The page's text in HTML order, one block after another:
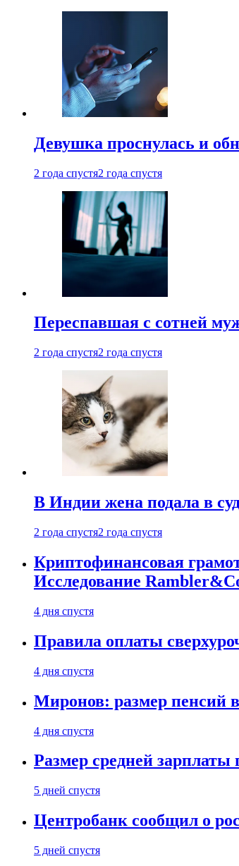
Девушка проснулась и
2 года спустя2 года спустя
Переспавшая с сотней
2 года спустя2 года спустя
В Индии жена подала в
2 года спустя2 года спустя
Криптофинансовая
Исследование
4 дня спустя
Правила оплаты
4 дня спустя
Миронов: размер пенсий
4 дня спустя
Размер средней зарплаты
5 дней спустя
Центробанк сообщил о
5 дней спустя